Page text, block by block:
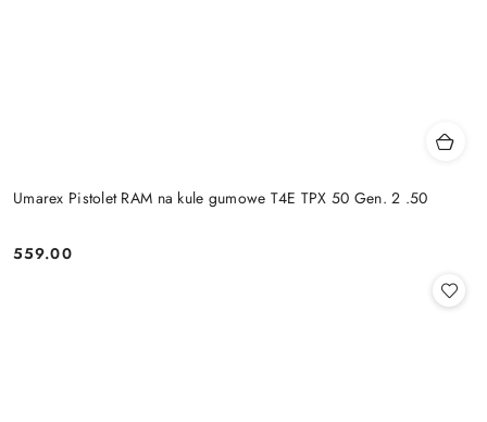
Umarex Pistolet RAM na kule gumowe T4E TPX 50 Gen. 2 .50
Cena:
559.00